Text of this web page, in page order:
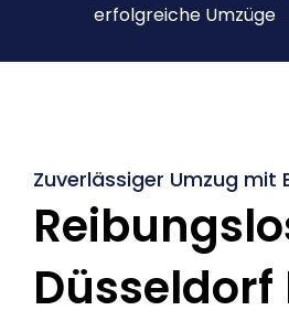
erfolgreiche Umzüge
Zuverlässiger Umzug mit